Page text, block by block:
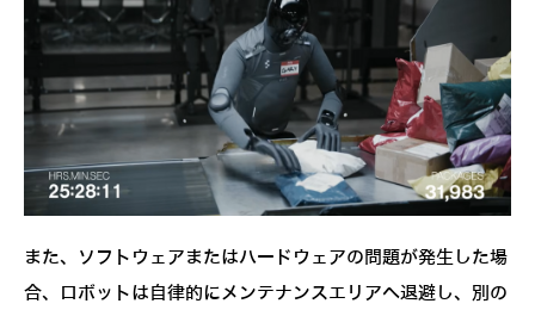
また、ソフトウェアまたはハードウェアの問題が発生した場
合、ロボットは自律的にメンテナンスエリアへ退避し、別の